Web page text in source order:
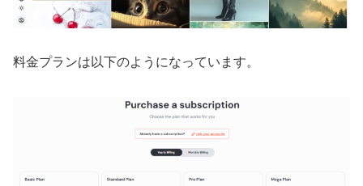
料金プランは以下のようになっています。